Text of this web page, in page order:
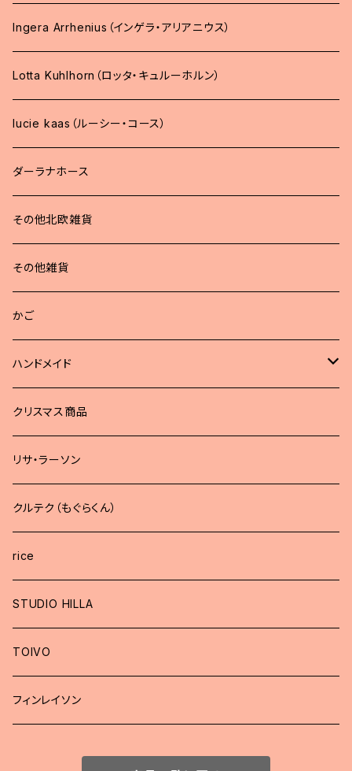
Ingera Arrhenius（インゲラ・アリアニウス）
Lotta Kuhlhorn（ロッタ・キュルーホルン）
lucie kaas（ルーシー・コース）
ダーラナホース
その他北欧雑貨
その他雑貨
かご
ハンドメイド
どうぶつブローチ
クリスマス商品
リサ・ラーソン
クルテク（もぐらくん）
rice
STUDIO HILLA
TOIVO
フィンレイソン